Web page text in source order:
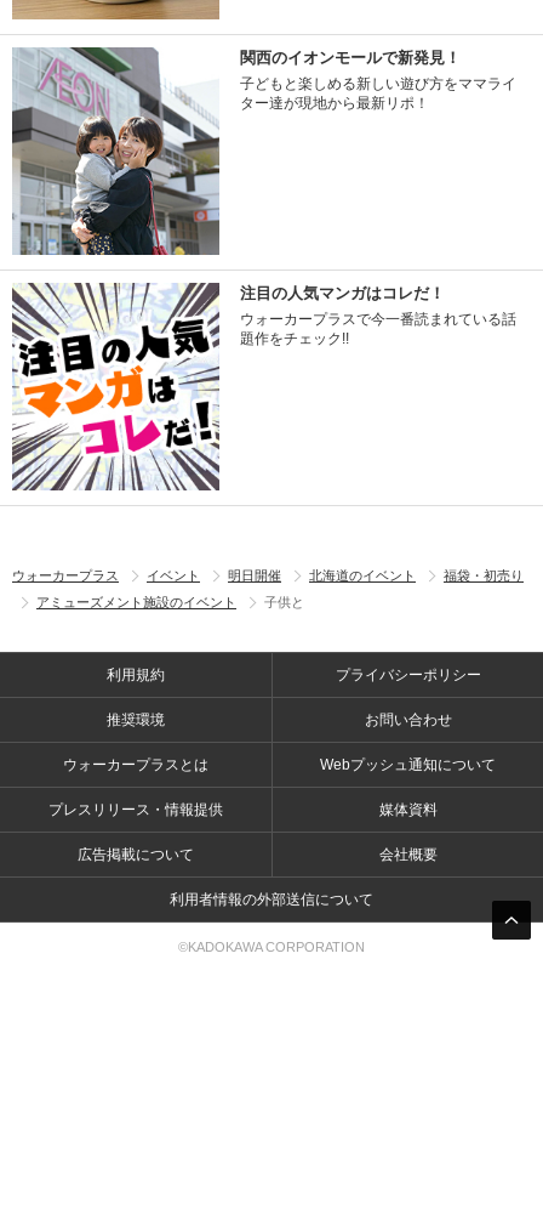
関西のイオンモールで新発見！
子どもと楽しめる新しい遊び方をママライ
ター達が現地から最新リポ！
注目の人気マンガはコレだ！
ウォーカープラスで今一番読まれている話
題作をチェック!!
ウォーカープラス イベント 明日開催 北海道のイベント
福袋・初売り
アミューズメント施設のイベント
子供と
利用規約 プライバシーポリシー
推奨環境 お問い合わせ
ウォーカープラスとは Webプッシュ通知について
プレスリリース・情報提供 媒体資料
広告掲載について 会社概要
利用者情報の外部送信について
©KADOKAWA CORPORATION